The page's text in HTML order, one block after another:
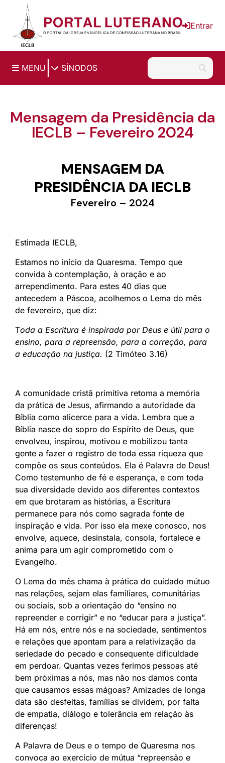
Ir para o conteúdo principal
Entrar
MENU SÍNODOS
Mensagem da Presidência da
IECLB – Fevereiro 2024
MENSAGEM DA
PRESIDÊNCIA DA IECLB
Fevereiro – 2024
Estimada IECLB,
Estamos no início da Quaresma. Tempo que
convida à contemplação, à oração e ao
arrependimento. Para estes 40 dias que
antecedem a Páscoa, acolhemos o Lema do mês
de fevereiro, que diz:
Toda a Escritura é inspirada por Deus e útil para o
ensino, para a repreensão, para a correção, para
a educação na justiça. (2 Timóteo 3.16)
A comunidade cristã primitiva retoma a memória
da prática de Jesus, afirmando a autoridade da
Bíblia como alicerce para a vida. Lembra que a
Bíblia nasce do sopro do Espírito de Deus, que
envolveu, inspirou, motivou e mobilizou tanta
gente a fazer o registro de toda essa riqueza que
compõe os seus conteúdos. Ela é Palavra de Deus!
Como testemunho de fé e esperança, e com toda
sua diversidade devido aos diferentes contextos
em que brotaram as histórias, a Escritura
permanece para nós como sagrada fonte de
inspiração e vida. Por isso ela mexe conosco, nos
envolve, aquece, desinstala, consola, fortalece e
anima para um agir comprometido com o
Evangelho.
O Lema do mês chama à prática do cuidado mútuo
nas relações, sejam elas familiares, comunitárias
ou sociais, sob a orientação do “ensino no
repreender e corrigir” e no “educar para a justiça”.
Há em nós, entre nós e na sociedade, sentimentos
e relações que apontam para a relativização da
seriedade do pecado e consequente dificuldade
em perdoar. Quantas vezes ferimos pessoas até
bem próximas a nós, mas não nos damos conta
que causamos essas mágoas? Amizades de longa
data são desfeitas, famílias se dividem, por falta
de empatia, diálogo e tolerância em relação às
diferenças!
A Palavra de Deus e o tempo de Quaresma nos
convoca ao exercício de mútua “repreensão e